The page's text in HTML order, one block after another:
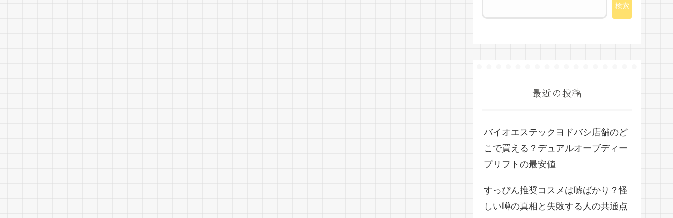
検索
最近の投稿
バイオエステックヨドバシ店舗のど
こで買える？デュアルオーブディー
プリフトの最安値
すっぴん推奨コスメは嘘ばかり？怪
しい噂の真相と失敗する人の共通点